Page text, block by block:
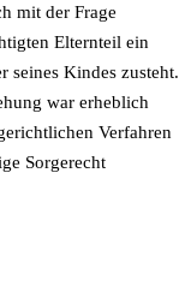
mit der Frage
Elternteil ein
seines Kindes zusteht.
war erheblich
Verfahren
Sorgerecht